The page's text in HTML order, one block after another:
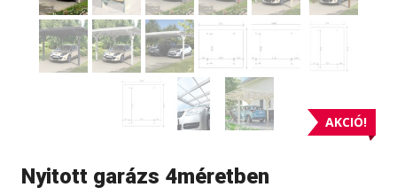
AKCIÓ!
Nyitott garázs 4méretben